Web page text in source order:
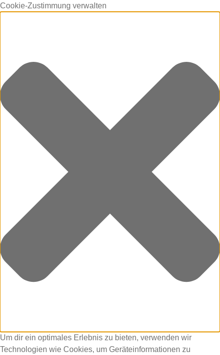
Cookie-Zustimmung verwalten
Um dir ein optimales Erlebnis zu bieten, verwenden wir
Technologien wie Cookies, um Geräteinformationen zu